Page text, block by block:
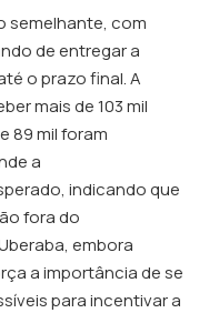
semelhante, com
de entregar a
o prazo final. A
mais de 103 mil
89 mil foram
a
indicando que
fora do
embora
a importância de se
para incentivar a